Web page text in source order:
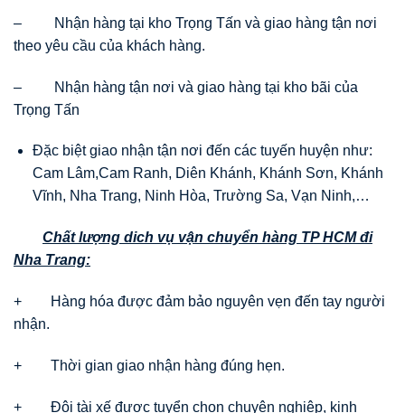
– Nhận hàng tại kho Trọng Tấn và giao hàng tận nơi
theo yêu cầu của khách hàng.
– Nhận hàng tận nơi và giao hàng tại kho bãi của
Trọng Tấn
Đặc biệt giao nhận tận nơi đến các tuyến huyện như:
Cam Lâm,Cam Ranh, Diên Khánh, Khánh Sơn, Khánh
Vĩnh, Nha Trang, Ninh Hòa, Trường Sa, Vạn Ninh,…
Chất lượng dich vụ vận chuyển hàng TP HCM đi
Nha Trang:
+ Hàng hóa được đảm bảo nguyên vẹn đến tay người
nhận.
+ Thời gian giao nhận hàng đúng hẹn.
+ Đội tài xế được tuyển chọn chuyên nghiệp, kinh